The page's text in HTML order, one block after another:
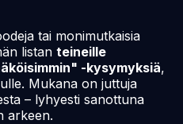
tai monimutkaisia
listan teineille
-kysymyksiä,
Mukana on juttuja
– lyhyesti sanottuna
arkeen.